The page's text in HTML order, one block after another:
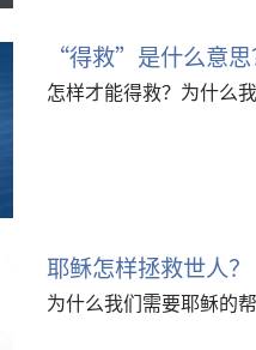
“得救”是什么意思
怎样才能得救？为什么
耶稣怎样拯救世人？
为什么我们需要耶稣的